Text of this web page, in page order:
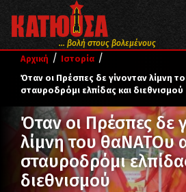
... βολή στους βολεμένους
Αρχική / Ιστορία /
Όταν οι Πρέσπες δε γίνονταν λίμνη
σταυροδρόμι ελπίδας και διεθνισμού
Όταν οι Πρέσπες δε
λίμνη του θαΝΑΤΟυ
σταυροδρόμι
διεθνισμού